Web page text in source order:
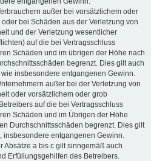
außer bei vorsätzlichem oder
bei Schäden aus der Verletzung von
und der Verletzung wesentlicher
auf die bei Vertragsschluss
Schäden und im übrigen der Höhe nach
begrenzt. Dies gilt auch
insbesondere entgangenen Gewinn.
außer bei der Verletzung von
oder vorsätzlichem oder grob
auf die bei Vertragsschluss
Schäden und im Übrigen der Höhe
Durchschnittsschäden begrenzt. Dies gilt
entgangenen Gewinn.
Absätze a bis c gilt sinngemäß auch
Erfüllungsgehilfen des Betreibers.